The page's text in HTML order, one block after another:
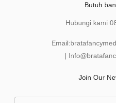
Butuh
Hubungi kami
Email:
|
Join Our